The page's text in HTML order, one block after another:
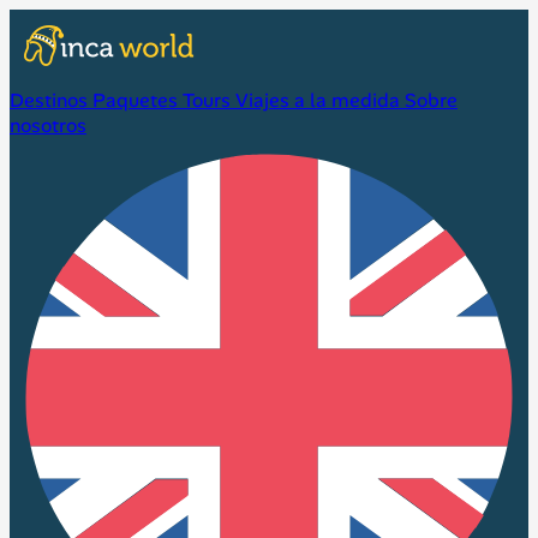
Destinos Paquetes Tours Viajes a la medida Sobre
nosotros